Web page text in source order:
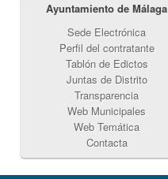
Ayuntamiento de Málaga
Sede Electrónica
Perfil del contratante
Tablón de Edictos
Juntas de Distrito
Transparencia
Web Municipales
Web Temática
Contacta